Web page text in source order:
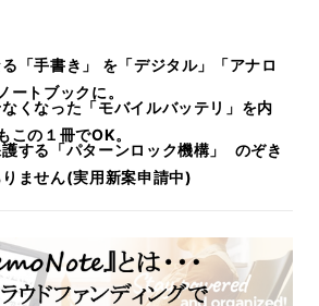
「手書き」
を「デジタル」「アナロ
トブックに。
くなった 「モバイルバッテリ」 を内
の１冊でOK。
する 「パターンロック機構」
のぞき
ません(実用新案申請中)